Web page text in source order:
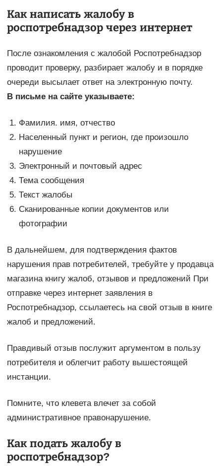
Как написать жалобу в
роспотребнадзор через интернет
После ознакомления с жалобой Роспотребнадзор
проводит проверку, разбирает жалобу и в порядке
очереди высылает ответ на электронную почту.
В письме на сайте указываете:
Фамилия. имя, отчество
Населенный пункт и регион, где произошло
нарушение
Электронный и почтовый адрес
Тема сообщения
Текст жалобы
Сканированные копии документов или
фотографии
В дальнейшем, для подтверждения фактов
нарушения прав потребителей, требуйте у продавца
магазина книгу жалоб, отзывов и предложений При
отправке через интернет заявления в
Роспотребнадзор, ссылаетесь на свой отзыв в книге
жалоб и предложений.
Правдивый отзыв послужит аргументом в пользу
потребителя и облегчит работу вышестоящей
инстанции.
Помните, что клевета влечет за собой
административное правонарушение.
Как подать жалобу в
роспотребнадзор?